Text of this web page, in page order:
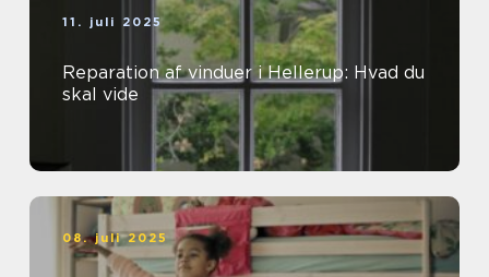
11. juli 2025
Reparation af vinduer i Hellerup: Hvad du
skal vide
08. juli 2025